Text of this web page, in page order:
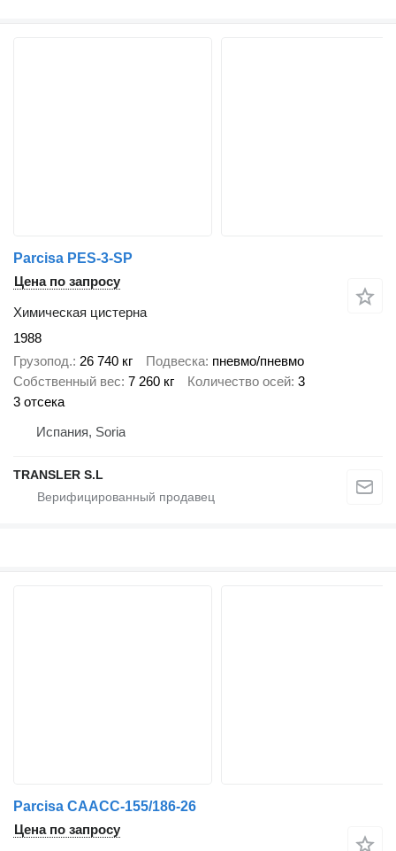
Parcisa PES-3-SP
Цена по запросу
Химическая цистерна
1988
Грузопод. 26 740 кг Подвеска пневмо/пневмо
Собственный вес 7 260 кг Количество осей 3
3 отсека
Испания, Soria
TRANSLER S.L
Parcisa CAACC-155/186-26
Цена по запросу